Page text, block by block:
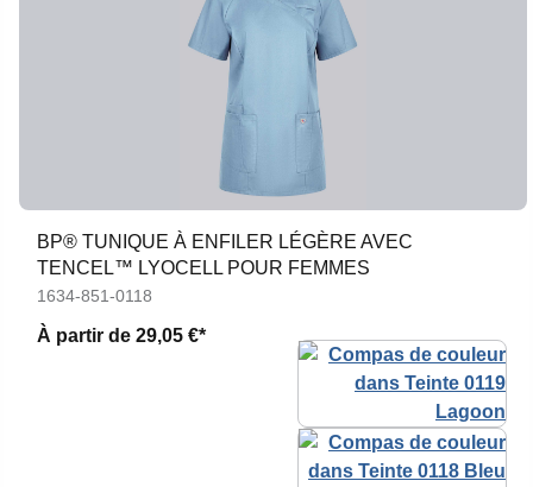
BP® TUNIQUE À ENFILER LÉGÈRE AVEC
TENCEL™ LYOCELL POUR FEMMES
1634-851-0118
À partir de 29,05 €*